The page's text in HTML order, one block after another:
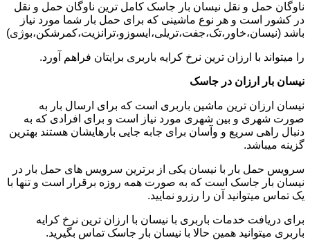
ناوگان حمل و نقل نیسان بار جاسک کامل ترین ناوگان حمل و نقل
در کشور است و هر نوع ماشینی که برای حمل بار شما مورد نیاز
باشد (نیسان،خاور،تک،جفت،تریلی،ایسوزو،ترانزیت،کمرشکن،بوژی)
را میتواند با ارزان ترین نرخ کرایه باربری برایتان فراهم آورد.
نیسان بار ارزان در جاسک
نیسان ارزان ترین ماشین باربری است که برای ارسال بار به
صورت شهری و بین شهری مورد نیاز است و برای افرادی که به
دنبال راهی سریع و وآسان برای جابه جایی بارهایشان هستند بهترین
گزینه میباشد.
سرویس حمل بار با نیسان یکی از برترین سرویس های حمل بار در
نیسان بار جاسک است که به صورت همه روزه برقرار است و تنها با
یک تماس میتوانید آن را رزرو نمایید.
برای دریافت خدمات باربری با نیسان با ارزان ترین نرخ کرایه
باربری میتوانید همین حالا با نیسان بار جاسک تماس بگیرید.